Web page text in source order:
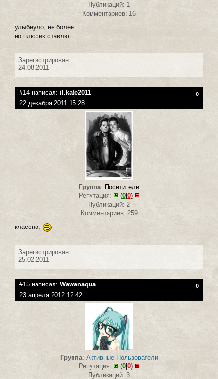
Публикаций: 1
Комментариев: 16
улыбнуло, не более
но плюсик ставлю
Зарегистрирован:
24.08.2011
#14 написал: il.kate2011 0
22 декабря 2011 15:28
Группа: Посетители
Репутация:
(0| 0)
Публикаций: 2
Комментариев: 259
классно,
Зарегистрирован:
25.02.2011
#15 написал: Wawanaqua 0
23 апреля 2012 12:42
Группа: Активные Пользователи
Репутация:
(0| 0)
Публикаций: 3